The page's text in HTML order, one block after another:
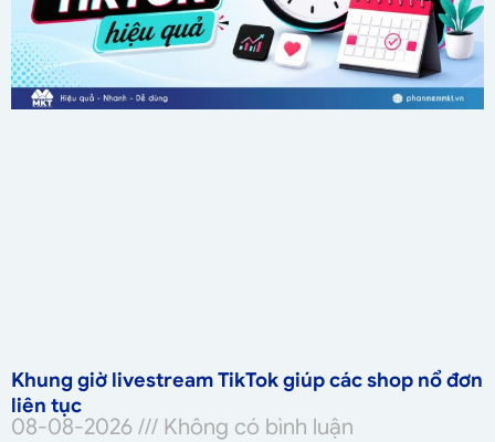
Khung giờ livestream TikTok giúp các shop nổ đơn
liên tục
08-08-2026 Không có bình luận